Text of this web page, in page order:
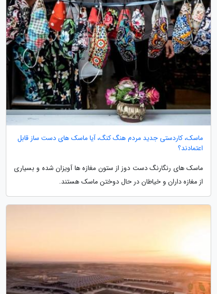
ماسک، کاردستی جدید مردم هنگ کنگ، آیا ماسک های دست ساز قابل
اعتمادند؟
ماسک های رنگارنگ دست دوز از ستون مغازه ها آویزان شده و بسیاری
از مغازه داران و خیاطان در حال دوختن ماسک هستند.